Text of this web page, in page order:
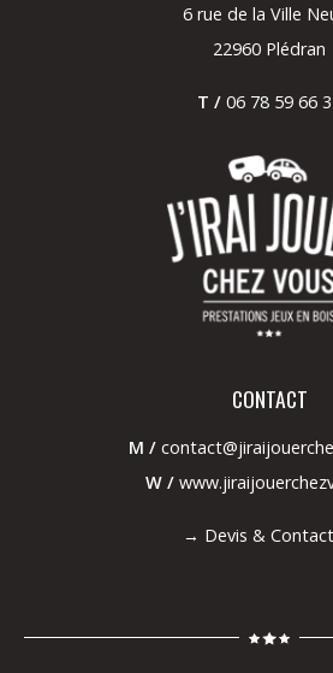
6 rue de la Ville
22960 Plédran
T / 06 78 59 66
CONTACT
M /
W /
→ Devis & Contact